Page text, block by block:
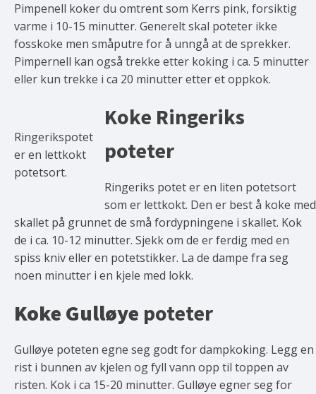
Pimpenell koker du omtrent som Kerrs pink, forsiktig
varme i 10-15 minutter. Generelt skal poteter ikke
fosskoke men småputre for å unngå at de sprekker.
Pimpernell kan også trekke etter koking i ca. 5 minutter
eller kun trekke i ca 20 minutter etter et oppkok.
Ringerikspotet
er en lettkokt
potetsort.
Koke Ringeriks
poteter
Ringeriks potet er en liten potetsort
som er lettkokt. Den er best å koke med
skallet på grunnet de små fordypningene i skallet. Kok
de i ca. 10-12 minutter. Sjekk om de er ferdig med en
spiss kniv eller en potetstikker. La de dampe fra seg
noen minutter i en kjele med lokk.
Koke Gulløye poteter
Gulløye poteten egne seg godt for dampkoking. Legg en
rist i bunnen av kjelen og fyll vann opp til toppen av
risten. Kok i ca 15-20 minutter. Gulløye egner seg for